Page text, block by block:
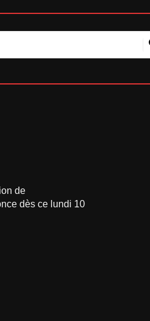
de
dès ce lundi 10